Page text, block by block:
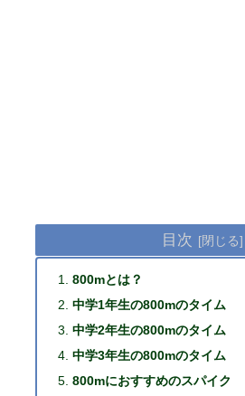
目次
800mとは？
中学1年生の800mのタイム
中学2年生の800mのタイム
中学3年生の800mのタイム
800mにおすすめのスパイク